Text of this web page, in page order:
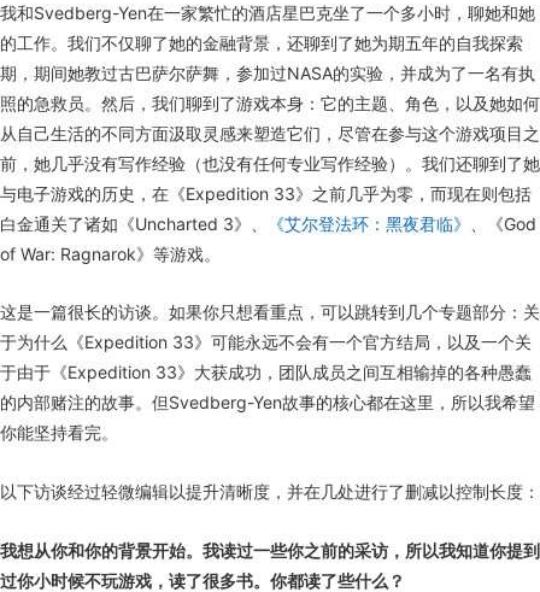
我和Svedberg-Yen在一家繁忙的酒店星巴克坐了一个多小时，聊她和她
的工作。我们不仅聊了她的金融背景，还聊到了她为期五年的自我探索
期，期间她教过古巴萨尔萨舞，参加过NASA的实验，并成为了一名有执
照的急救员。然后，我们聊到了游戏本身：它的主题、角色，以及她如何
从自己生活的不同方面汲取灵感来塑造它们，尽管在参与这个游戏项目之
前，她几乎没有写作经验（也没有任何专业写作经验）。我们还聊到了她
与电子游戏的历史，在《Expedition 33》之前几乎为零，而现在则包括
白金通关了诸如《Uncharted 3》、
《艾尔登法环：黑夜君临》
、《God
of War: Ragnarok》等游戏。
这是一篇很长的访谈。如果你只想看重点，可以跳转到几个专题部分：关
于为什么《Expedition 33》可能永远不会有一个官方结局，以及一个关
于由于《Expedition 33》大获成功，团队成员之间互相输掉的各种愚蠢
的内部赌注的故事。但Svedberg-Yen故事的核心都在这里，所以我希望
你能坚持看完。
以下访谈经过轻微编辑以提升清晰度，并在几处进行了删减以控制长度：
我想从你和你的背景开始。我读过一些你之前的采访，所以我知道你提到
过你小时候不玩游戏，读了很多书。你都读了些什么？